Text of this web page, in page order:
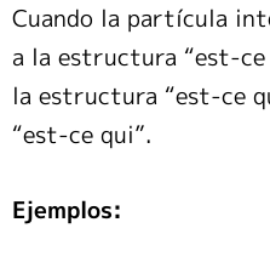
Cuando la partícula
a la estructura “est-ce
la estructura “est-ce
“est-ce qui”.
Ejemplos: